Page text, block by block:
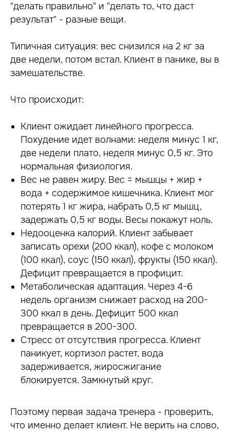
"делать правильно" и "делать то, что даст
результат" - разные вещи.
Типичная ситуация: вес снизился на 2 кг за
две недели, потом встал. Клиент в панике, вы в
замешательстве.
Что происходит:
Клиент ожидает линейного прогресса.
Похудение идет волнами: неделя минус 1 кг,
две недели плато, неделя минус 0,5 кг. Это
нормальная физиология.
Вес не равен жиру. Вес = мышцы + жир +
вода + содержимое кишечника. Клиент мог
потерять 1 кг жира, набрать 0,5 кг мышц,
задержать 0,5 кг воды. Весы покажут ноль.
Недооценка калорий. Клиент забывает
записать орехи (200 ккал), кофе с молоком
(100 ккал), соус (150 ккал), фрукты (150 ккал).
Дефицит превращается в профицит.
Метаболическая адаптация. Через 4-6
недель организм снижает расход на 200-
300 ккал в день. Дефицит 500 ккал
превращается в 200-300.
Стресс от отсутствия прогресса. Клиент
паникует, кортизол растет, вода
задерживается, жиросжигание
блокируется. Замкнутый круг.
Поэтому первая задача тренера - проверить,
что именно делает клиент. Не верить на слово,